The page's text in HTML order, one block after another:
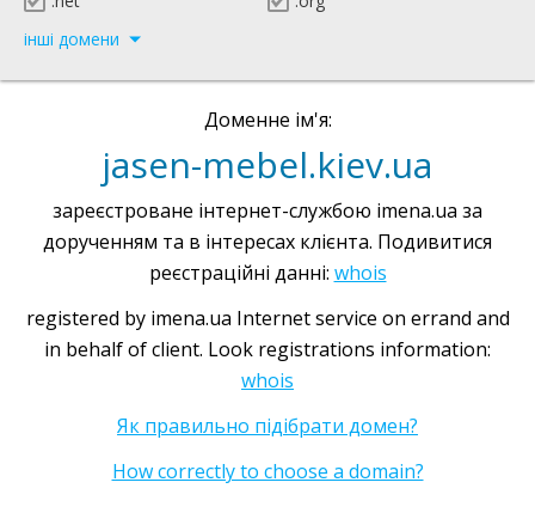
інші домени
Доменне ім'я:
jasen-mebel.kiev.ua
зареєстроване інтернет-службою imena.ua за
дорученням та в інтересах клієнта. Подивитися
реєстраційні данні: whois
registered by imena.ua Internet service on errand and
in behalf of client. Look registrations information:
whois
Як правильно підібрати домен?
How correctly to choose a domain?